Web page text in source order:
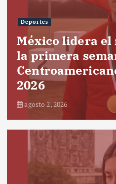
Deportes
México lidera
la primera
2026
agosto 2, 2026